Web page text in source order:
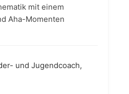
mit einem
Aha-Momenten
und Jugendcoach,